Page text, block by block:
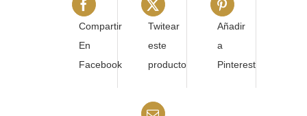
Compartir
En
Facebook
Twitear
este
producto
Añadir
a
Pinterest